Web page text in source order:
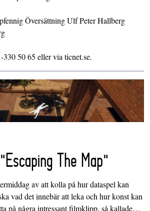
Översättning Ulf Peter Hallberg
50 65 eller via ticnet.se.
The Map"
av att kolla på hur dataspel kan
vad det innebär att leka och hur konst kan
på några intressant filmklipp, så kallade…